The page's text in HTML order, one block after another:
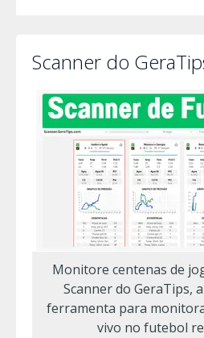
Scanner do
Monitore centenas de
Scanner do GeraTips,
ferramenta para
vivo no futebol